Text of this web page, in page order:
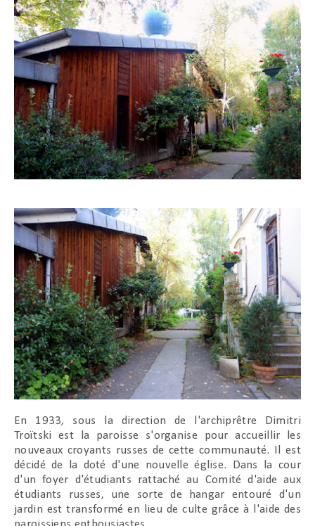
En 1933, sous la direction de l'archiprêtre Dimitri
Troïtski est la paroisse s'organise pour accueillir les
nouveaux croyants russes de cette communauté. Il est
décidé de la doté d'une nouvelle église. Dans la cour
d'un foyer d'étudiants rattaché au Comité d'aide aux
étudiants russes, une sorte de hangar entouré d'un
jardin est transformé en lieu de culte grâce à l'aide des